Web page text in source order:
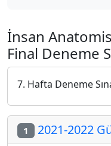
İnsan
Final Deneme
7. Hafta Deneme
1 2021-2022